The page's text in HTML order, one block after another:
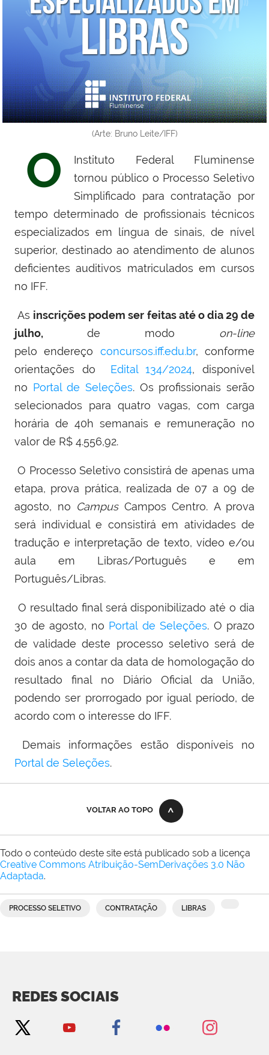
(Arte: Bruno Leite/IFF)
O
Instituto Federal Fluminense
tornou público o Processo Seletivo
Simplificado para contratação por
tempo determinado de profissionais técnicos
especializados em língua de sinais, de nível
superior, destinado ao atendimento de alunos
deficientes auditivos matriculados em cursos
no IFF.
As inscrições podem ser feitas até o dia 29 de
julho, de modo on-line
pelo endereço concursos.iff.edu.br, conforme
orientações do
Edital 134/2024, disponível
no Portal de Seleções. Os profissionais serão
selecionados para quatro vagas, com carga
horária de 40h semanais e remuneração no
valor de R$ 4.556,92.
O Processo Seletivo consistirá de apenas uma
etapa, prova prática, realizada de 07 a 09 de
agosto, no CampusCampos Centro. A prova
será individual e consistirá em atividades de
tradução e interpretação de texto, vídeo e/ou
aula em Libras/Português e em
Português/Libras.
O resultado final será disponibilizado até o dia
30 de agosto, no Portal de Seleções. O prazo
de validade deste processo seletivo será de
dois anos a contar da data de homologação do
resultado final no Diário Oficial da União,
podendo ser prorrogado por igual período, de
acordo com o interesse do IFF.
Demais informações estão disponíveis no
Portal de Seleções.
VOLTAR AO TOPO
Todo o conteúdo deste site está publicado sob a licença
Creative Commons Atribuição-SemDerivações 3.0 Não
Adaptada.
PROCESSO SELETIVO CONTRATAÇÃO LIBRAS
REDES SOCIAIS